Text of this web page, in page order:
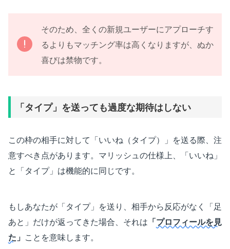
そのため、全くの新規ユーザーにアプローチす
るよりもマッチング率は高くなりますが、ぬか
喜びは禁物です。
「タイプ」を送っても過度な期待はしない
この枠の相手に対して「いいね（タイプ）」を送る際、注
意すべき点があります。マリッシュの仕様上、「いいね」
と「タイプ」は機能的に同じです。
もしあなたが「タイプ」を送り、相手から反応がなく「足
あと」だけが返ってきた場合、それは 「プロフィールを見
た 」 ことを意味します。